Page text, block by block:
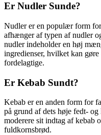
Er Nudler Sunde?
Nudler er en populær form
afhænger af typen af nudler
nudler indeholder en høj
ingredienser, hvilket kan
fordelagtige.
Er Kebab Sundt?
Kebab er en anden form for
på grund af dets høje fedt-
moderere sit indtag af kebab
fuldkornsbrød.